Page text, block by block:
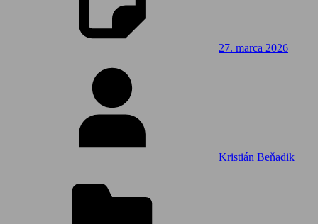
27. marca 2026
Kristián Beňadik